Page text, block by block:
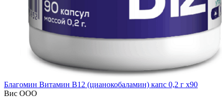
Благомин Витамин В12 (цианокобаламин) капс 0,2 г x90
Вис ООО